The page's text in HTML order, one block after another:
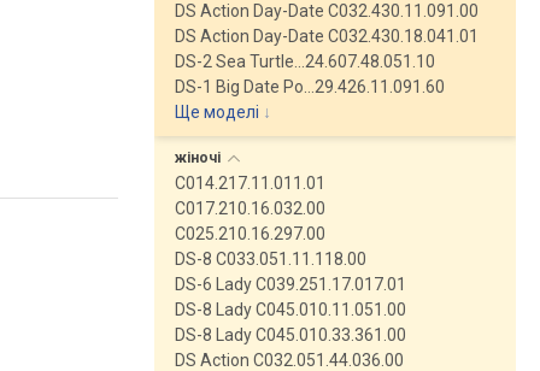
DS Action Day-Date C032.430.11.091.00
DS Action Day-Date C032.430.18.041.01
DS-2 Sea Turtle…24.607.48.051.10
DS-1 Big Date Po…29.426.11.091.60
Ще моделі ↓
жіночі
C014.217.11.011.01
C017.210.16.032.00
C025.210.16.297.00
DS-8 C033.051.11.118.00
DS-6 Lady C039.251.17.017.01
DS-8 Lady C045.010.11.051.00
DS-8 Lady C045.010.33.361.00
DS Action C032.051.44.036.00